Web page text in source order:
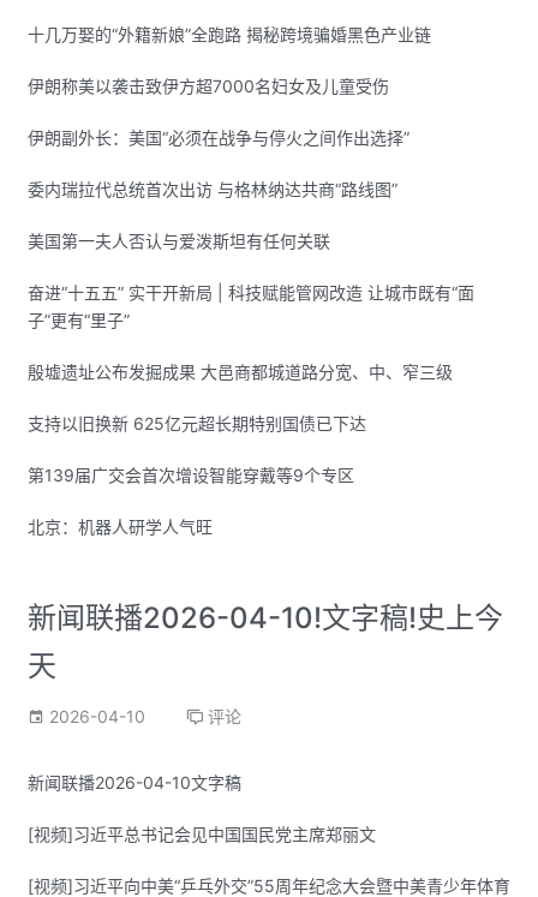
十几万娶的“外籍新娘”全跑路 揭秘跨境骗婚黑色产业链
伊朗称美以袭击致伊方超7000名妇女及儿童受伤
伊朗副外长：美国“必须在战争与停火之间作出选择”
委内瑞拉代总统首次出访 与格林纳达共商“路线图”
美国第一夫人否认与爱泼斯坦有任何关联
奋进“十五五” 实干开新局 | 科技赋能管网改造 让城市既有“面
子”更有“里子”
殷墟遗址公布发掘成果 大邑商都城道路分宽、中、窄三级
支持以旧换新 625亿元超长期特别国债已下达
第139届广交会首次增设智能穿戴等9个专区
北京：机器人研学人气旺
新闻联播2026-04-10!文字稿!史上今
天
2026-04-10 评论
新闻联播2026-04-10文字稿
[视频]习近平总书记会见中国国民党主席郑丽文
[视频]习近平向中美“乒乓外交”55周年纪念大会暨中美青少年体育